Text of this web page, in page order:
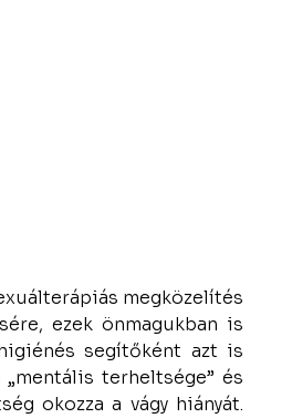
megközelítés
ezek önmagukban is
segítőként azt is
terheltsége” és
okozza a vágy hiányát.